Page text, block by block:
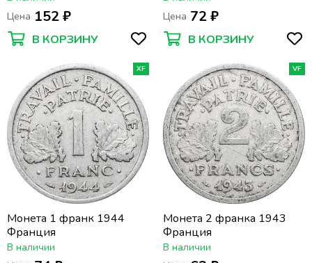
Цена 152 ₽
В КОРЗИНУ
Цена 72 ₽
В КОРЗИНУ
XF
Монета 1 франк 1944
Франция
В наличии
VF
Монета 2 франка 1943
Франция
В наличии